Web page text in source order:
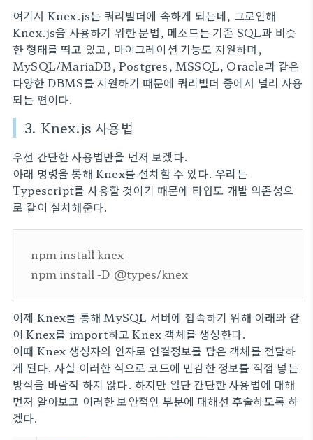
여기서 Knex.js는 쿼리빌더에 속하게 되는데, 그로인해
Knex.js을 사용하기 위한 문법, 메소드는 기존 SQL과 비슷
한 형태를 띄고 있고, 마이그레이션 기능도 지원하며,
MySQL/MariaDB, Postgres, MSSQL, Oracle과 같은
다양한 DBMS를 지원하기 때문에 쿼리빌더 중에서 널리 사용
되는 편이다.
3. Knex.js 사용법
우선 간단한 사용법만을 먼저 보겠다.
아래 명령을 통해 Knex를 설치할 수 있다. 우리는
Typescript를 사용할 것이기 때문에 타입도 개발 의존성으
로 같이 설치해준다.
npm install knex
npm install -D @types/knex
이제 Knex를 통해 MySQL 서버에 접속하기 위해 아래와 같
이 Knex를 import하고 Knex 객체를 생성한다.
이때 Knex 생성자의 인자로 연결정보를 담은 객체를 전달하
게 된다. 사실 이러한 식으로 코드에 민감한 정보를 직접 넣는
방식을 바람직 하지 않다. 하지만 일단 간단한 사용법에 대해
먼저 알아보고 이러한 보안적인 부분에 대해선 후술하도록 하
겠다.